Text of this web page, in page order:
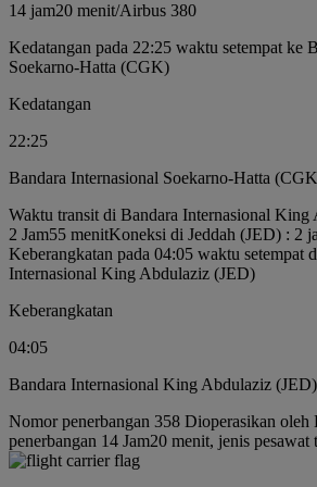
14 jam20 menit/Airbus 380
Kedatangan pada 22:25 waktu setempat ke
Soekarno-Hatta (CGK)
Kedatangan
22:25
Bandara Internasional Soekarno-Hatta
Waktu transit di Bandara Internasional King
2 Jam55 menitKoneksi di Jeddah (JED) : 2
Keberangkatan pada 04:05 waktu setempat
Internasional King Abdulaziz (JED)
Keberangkatan
04:05
Bandara Internasional King Abdulaziz (JED)
Nomor penerbangan 358 Dioperasikan oleh
penerbangan 14 Jam20 menit, jenis